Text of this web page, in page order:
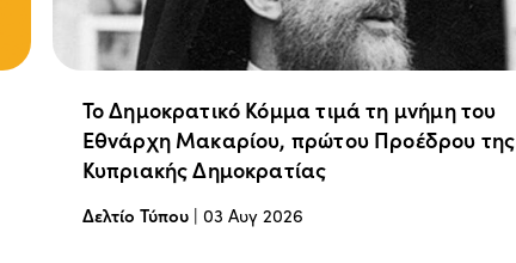
Το Δημοκρατικό Κόμμα τιμά τη μνήμη του
Εθνάρχη Μακαρίου, πρώτου Προέδρου της
Κυπριακής Δημοκρατίας
Δελτίο Τύπου| 03 Αυγ 2026